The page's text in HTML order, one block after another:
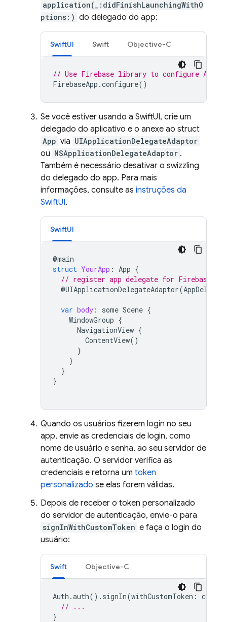
application(_:didFinishLaunchingWithO
ptions:) do delegado do app:
SwiftUI Swift Objective-C
// Use Firebase library to configure APIs
FirebaseApp .configure()
Se você estiver usando a SwiftUI, crie um
delegado do aplicativo e o anexe ao struct
App via UIApplicationDelegateAdaptor
ou NSApplicationDelegateAdaptor .
Também é necessário desativar o swizzling
do delegado do app. Para mais
informações, consulte as instruções da
SwiftUI.
SwiftUI
@main
struct YourApp : App {
// register app delegate for Firebase
@UIApplicationDelegateAdaptor(
var body : some Scene {
WindowGroup {
NavigationView {
ContentView()
}
}
}
}
Quando os usuários fizerem login no seu
app, envie as credenciais de login, como
nome de usuário e senha, ao seu servidor de
autenticação. O servidor verifica as
credenciais e retorna um token
personalizado se elas forem válidas.
Depois de receber o token personalizado
do servidor de autenticação, envie-o para
signInWithCustomToken e faça o login do
usuário:
Swift Objective-C
Auth .auth(). signIn(withCustomToken :
// ...
}